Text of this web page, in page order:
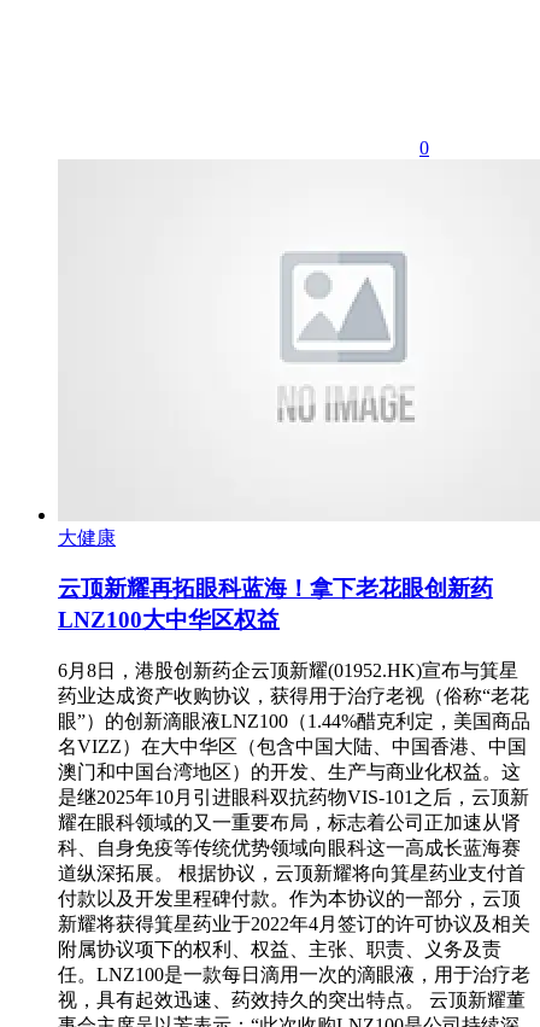
0
大健康
云顶新耀再拓眼科蓝海！拿下老花眼创新药
LNZ100大中华区权益
6月8日，港股创新药企云顶新耀(01952.HK)宣布与箕星
药业达成资产收购协议，获得用于治疗老视（俗称“老花
眼”）的创新滴眼液LNZ100（1.44%醋克利定，美国商品
名VIZZ）在大中华区（包含中国大陆、中国香港、中国
澳门和中国台湾地区）的开发、生产与商业化权益。这
是继2025年10月引进眼科双抗药物VIS-101之后，云顶新
耀在眼科领域的又一重要布局，标志着公司正加速从肾
科、自身免疫等传统优势领域向眼科这一高成长蓝海赛
道纵深拓展。 根据协议，云顶新耀将向箕星药业支付首
付款以及开发里程碑付款。作为本协议的一部分，云顶
新耀将获得箕星药业于2022年4月签订的许可协议及相关
附属协议项下的权利、权益、主张、职责、义务及责
任。LNZ100是一款每日滴用一次的滴眼液，用于治疗老
视，具有起效迅速、药效持久的突出特点。 云顶新耀董